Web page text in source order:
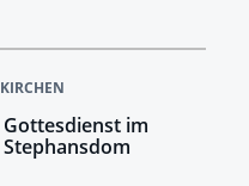
KIRCHEN
Gottesdienst im
Stephansdom